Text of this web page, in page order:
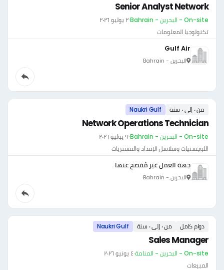
Senior Analyst Network
On-site - البحرين - Bahrain ·٢ يوليو ٢٠٢٦
تكنولوجيا المعلومات
Gulf Air
البحرين - Bahrain
من ٠ إلى ٠ سنة Naukri Gulf
Network Operations Technician
On-site - البحرين - Bahrain ·٩ يوليو ٢٠٢٦
اللوجستيات وسلاسل الإمداد والمشتريات
جهة العمل غير مُفصح عنها
البحرين - Bahrain
دوام كامل من ٠ إلى ٠ سنة Naukri Gulf
Sales Manager
On-site - البحرين - المنامة ·٤ يونيو ٢٠٢٦
المبيعات